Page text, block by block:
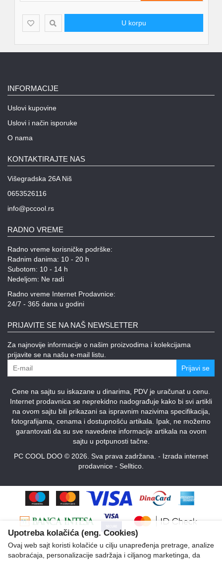
U korpu
INFORMACIJE
Uslovi kupovine
Uslovi i način isporuke
O nama
KONTAKTIRAJTE NAS
Višegradska 26A Niš
0653526116
info@pccool.rs
RADNO VREME
Radno vreme korisničke podrške:
Radnim danima: 10 - 20 h
Subotom: 10 - 14 h
Nedeljom: Ne radi
Radno vreme Internet Prodavnice:
24/7 - 365 dana u godini
PRIJAVITE SE NA NAŠ NEWSLETTER
Za najnovije informacije o našim proizvodima i kolekcijama
prijavite se na našu e-mail listu.
Prijavi se
Cene na sajtu su iskazane u dinarima, PDV je uračunat u cenu.
Internet prodavnica se neprekidno nadograđuje kako bi svi artikli
na ovom sajtu bili prikazani sa ispravnim nazivima specifikacija,
fotografijama, cenama i dostupnošću artikala. Ipak, ne možemo
garantovati da su sve navedene informacije artikala na ovom
sajtu u potpunosti tačne.
PC COOL DOO © 2026. Sva prava zadržana. - Izrada internet
prodavnice - Selltico.
Upotreba kolačića (eng. Cookies)
Ovaj web sajt koristi kolačiće u cilju unapređenja pretrage, analize
saobraćaja, personalizacije sadržaja i ciljanog marketinga, da